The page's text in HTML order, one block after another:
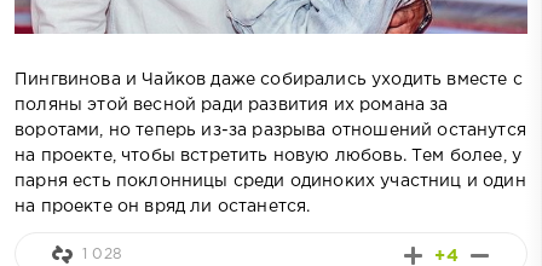
Пингвинова и Чайков даже собирались уходить вместе с
поляны этой весной ради развития их романа за
воротами, но теперь из-за разрыва отношений останутся
на проекте, чтобы встретить новую любовь. Тем более, у
парня есть поклонницы среди одиноких участниц и один
на проекте он вряд ли останется.
+4
1 028